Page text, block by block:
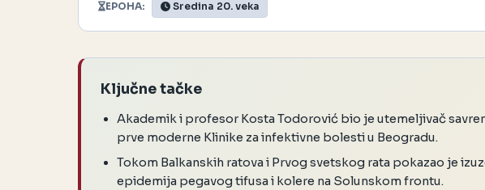
EPOHA: Sredina 20. veka
Ključne tačke
Akademik i profesor Kosta Todorović bio je utemeljivač
prve moderne Klinike za infektivne bolesti u Beogradu.
Tokom Balkanskih ratova i Prvog svetskog rata pokazao je
epidemija pegavog tifusa i kolere na Solunskom frontu.